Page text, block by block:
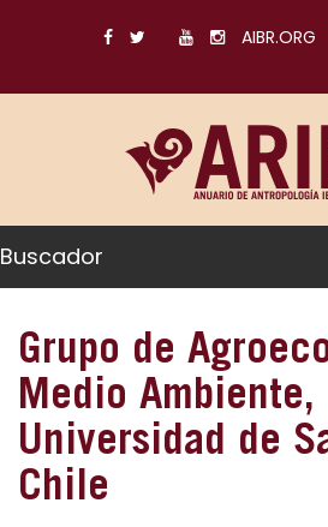
AIBR.ORG
Buscador
Grupo de
Medio Ambiente,
Universidad de
Chile